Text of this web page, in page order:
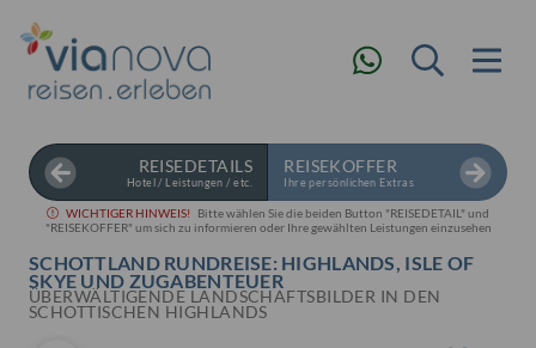
REISEDETAILS
Hotel / Leistungen / etc.
REISEKOFFER
Ihre persönlichen Extras
WICHTIGER HINWEIS!
Bitte wählen Sie die beiden Button "REISEDETAIL" und
"REISEKOFFER" um sich zu informieren oder Ihre gewählten Leistungen einzusehen
SCHOTTLAND RUNDREISE: HIGHLANDS, ISLE OF
SKYE UND ZUGABENTEUER
ÜBERWÄLTIGENDE LANDSCHAFTSBILDER IN DEN
SCHOTTISCHEN HIGHLANDS